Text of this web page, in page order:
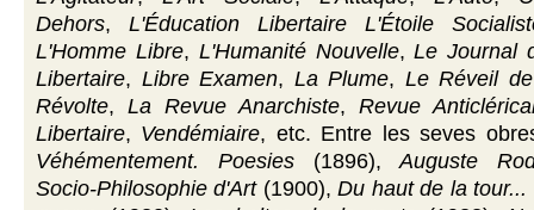
Dehors, L'Éducation Libertaire
L'Étoile
L'Homme Libre, L'Humanité Nouvelle,Le Journal
Libertaire, Libre Examen, La Plume, Le Réveil
Révolte, La Revue Anarchiste, Revue
Libertaire, Vendémiaire, etc. Entre les seves
Véhémentement. Poesies(1896),Auguste
Socio-Philosophie d'Art(1900),Du haut de la